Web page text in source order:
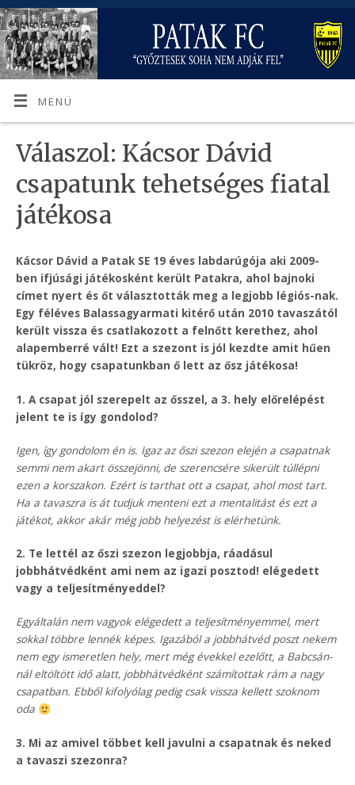
MENÜ
Válaszol: Kácsor Dávid
csapatunk tehetséges fiatal
játékosa
Kácsor Dávid a Patak SE 19 éves labdarúgója aki 2009-
ben ifjúsági játékosként került Patakra, ahol bajnoki
címet nyert és őt választották meg a legjobb légiós-nak.
Egy féléves Balassagyarmati kitérő után 2010 tavaszától
került vissza és csatlakozott a felnőtt kerethez, ahol
alapemberré vált! Ezt a szezont is jól kezdte amit hűen
tükröz, hogy csapatunkban ő lett az ősz játékosa!
1. A csapat jól szerepelt az ősszel, a 3. hely előrelépést
jelent te is így gondolod?
Igen, így gondolom én is. Igaz az őszi szezon elején a csapatnak
semmi nem akart összejönni, de szerencsére sikerült túllépni
ezen a korszakon. Ezért is tarthat ott a csapat, ahol most tart.
Ha a tavaszra is át tudjuk menteni ezt a mentalitást és ezt a
játékot, akkor akár még jobb helyezést is elérhetünk.
2. Te lettél az őszi szezon legjobbja, ráadásul
jobbhátvédként ami nem az igazi posztod! elégedett
vagy a teljesítményeddel?
Egyáltalán nem vagyok elégedett a teljesítményemmel, mert
sokkal többre lennék képes. Igazából a jobbhátvéd poszt nekem
nem egy ismeretlen hely, mert még évekkel ezelőtt, a Babcsán-
nál eltöltött idő alatt, jobbhátvédként számítottak rám a nagy
csapatban. Ebből kifolyólag pedig csak vissza kellett szoknom
oda
3. Mi az amivel többet kell javulni a csapatnak és neked
a tavaszi szezonra?